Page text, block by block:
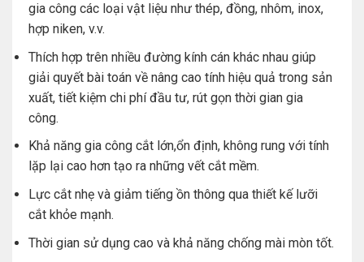
gia công các loại vật liệu như thép, đồng, nhôm, inox,
hợp niken, v.v.
Thích hợp trên nhiều đường kính cán khác nhau giúp
giải quyết bài toán về nâng cao tính hiệu quả trong sản
xuất, tiết kiệm chi phí đầu tư, rút gọn thời gian gia
công.
Khả năng gia công cắt lớn,ổn định, không rung với tính
lặp lại cao hơn tạo ra những vết cắt mềm.
Lực cắt nhẹ và giảm tiếng ồn thông qua thiết kế lưỡi
cắt khỏe mạnh.
Thời gian sử dụng cao và khả năng chống mài mòn tốt.